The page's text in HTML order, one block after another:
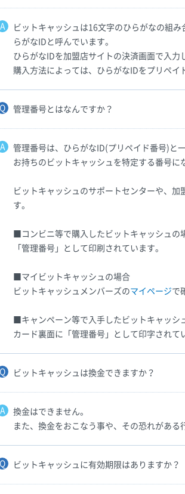
ビットキャッシュは16文字のひらがなの組
らがなIDと呼んでいます。
ひらがなIDを加盟店サイトの決済画面で入力
購入方法によっては、ひらがなIDをプリペイ
管理番号とはなんですか？
管理番号は、ひらがなID(プリペイド番号)と
お持ちのビットキャッシュを特定する番号に
ビットキャッシュのサポートセンターや、
す。
■コンビニ等で購入したビットキャッシュの
「管理番号」として印刷されています。
■マイビットキャッシュの場合
ビットキャッシュメンバーズのマイページで
■キャンペーン等で入手したビットキャッシ
カード裏面に「管理番号」として印字されて
ビットキャッシュは換金できますか？
換金はできません。
また、換金をおこなう事や、その恐れがある
ビットキャッシュに有効期限はありますか？